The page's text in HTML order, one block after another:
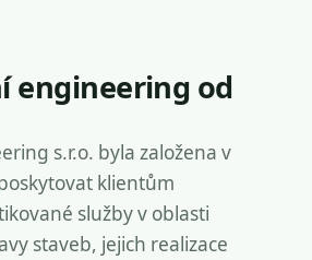
engineering od
s.r.o. byla založena v
klientům
služby v oblasti
staveb, jejich realizace